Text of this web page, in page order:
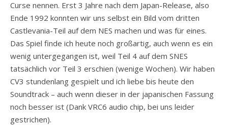
Curse nennen. Erst 3 Jahre nach dem Japan-Release, also
Ende 1992 konnten wir uns selbst ein Bild vom dritten
Castlevania-Teil auf dem NES machen und was für eines.
Das Spiel finde ich heute noch großartig, auch wenn es ein
wenig untergegangen ist, weil Teil 4 auf dem SNES
tatsächlich vor Teil 3 erschien (wenige Wochen). Wir haben
CV3 stundenlang gespielt und ich liebe bis heute den
Soundtrack – auch wenn dieser in der japanischen Fassung
noch besser ist (Dank VRC6 audio chip, bei uns leider
gestrichen).